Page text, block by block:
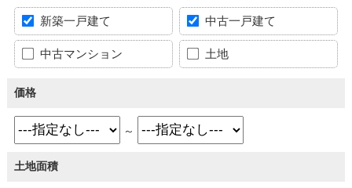
新築一戸建て 中古一戸建て
中古マンション 土地
価格
～
土地面積